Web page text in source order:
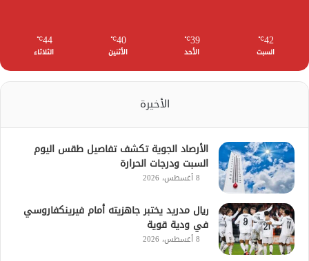
42
℃
السبت
39
℃
الأحد
40
℃
الأثنين
44
℃
الثلاثاء
الأخيرة
الأرصاد الجوية تكشف تفاصيل طقس اليوم
السبت ودرجات الحرارة
8 أغسطس، 2026
ريال مدريد يختبر جاهزيته أمام فيرينكفاروسي
في ودية قوية
8 أغسطس، 2026